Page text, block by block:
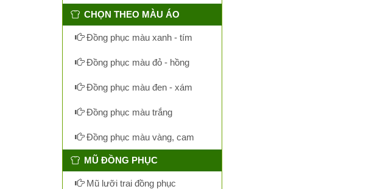
CHỌN THEO MÀU ÁO
Đồng phục màu xanh - tím
Đồng phục màu đỏ - hồng
Đồng phục màu đen - xám
Đồng phục màu trắng
Đồng phục màu vàng, cam
MŨ ĐỒNG PHỤC
Mũ lưỡi trai đồng phục